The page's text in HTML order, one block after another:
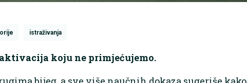
istraživanja
koju ne primjećujemo.